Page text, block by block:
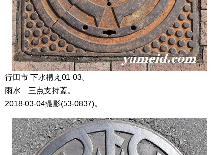
行田市 下水構え01-03。
雨水 三点支持蓋。
2018-03-04撮影(53-0837)。